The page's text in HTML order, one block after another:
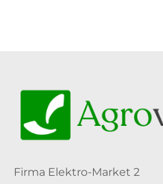
Firma Elektro-Market 2